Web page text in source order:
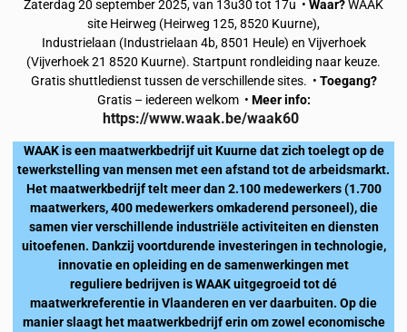
Zaterdag 20 september 2025, van 13u30 tot 17u • Waar?WAAK
site Heirweg (Heirweg 125, 8520 Kuurne),
Industrielaan (Industrielaan 4b, 8501 Heule) en Vijverhoek
(Vijverhoek 21 8520 Kuurne). Startpunt rondleiding naar keuze.
Gratis shuttledienst tussen de verschillende sites. • Toegang?
Gratis – iedereen welkom • Meer info:
https://www.waak.be/waak60
WAAK is een maatwerkbedrijf uit Kuurne dat zich toelegt op de
tewerkstelling van mensen met een afstand tot de arbeidsmarkt.
Het maatwerkbedrijf telt meer dan 2.100 medewerkers (1.700
maatwerkers, 400 medewerkers omkaderend personeel), die
samen vier verschillende industriële activiteiten en diensten
uitoefenen. Dankzij voortdurende investeringen in technologie,
innovatie en opleiding en de samenwerkingen met
reguliere bedrijven is WAAK uitgegroeid tot dé
maatwerkreferentie in Vlaanderen en ver daarbuiten. Op die
manier slaagt het maatwerkbedrijf erin om zowel economische